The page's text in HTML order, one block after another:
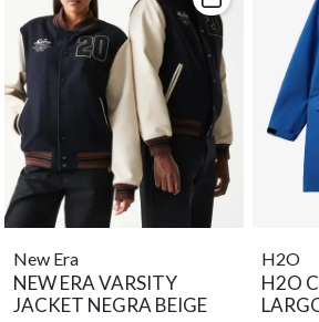
New Era
NEW ERA VARSITY
JACKET NEGRA BEIGE
H2O
H2O